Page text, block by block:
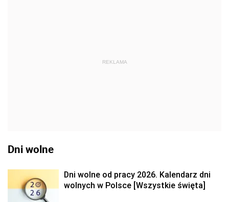
REKLAMA
Dni wolne
Dni wolne od pracy 2026. Kalendarz dni
wolnych w Polsce [Wszystkie święta]